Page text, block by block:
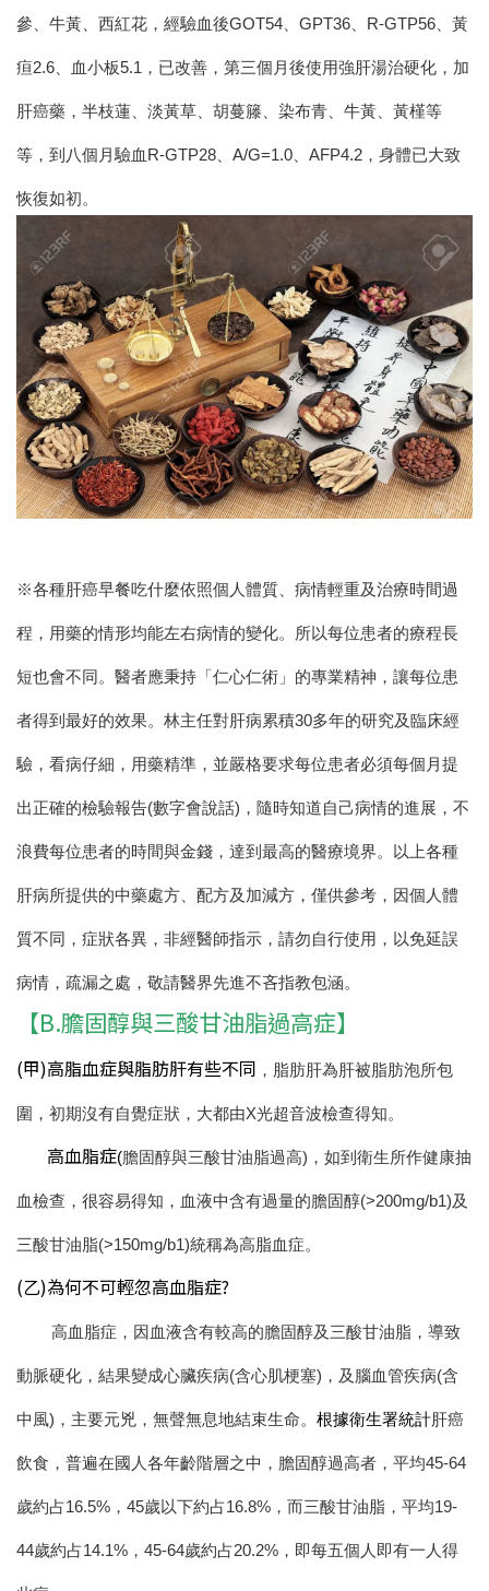
參、牛黃、西紅花，經驗血後GOT54、GPT36、R-GTP56、黃
疸2.6、血小板5.1，已改善，第三個月後使用強肝湯治硬化，加
肝癌藥，半枝蓮、淡黃草、胡蔓籐、染布青、牛黃、黃槿等
等，到八個月驗血R-GTP28、A/G=1.0、AFP4.2，身體已大致
恢復如初。
※各種肝癌早餐吃什麼依照個人體質、病情輕重及治療時間過
程，用藥的情形均能左右病情的變化。所以每位患者的療程長
短也會不同。醫者應秉持「仁心仁術」的專業精神，讓每位患
者得到最好的效果。林主任對肝病累積30多年的研究及臨床經
驗，看病仔細，用藥精準，並嚴格要求每位患者必須每個月提
出正確的檢驗報告(數字會說話)，隨時知道自己病情的進展，不
浪費每位患者的時間與金錢，達到最高的醫療境界。 以上各種
肝病所提供的中藥處方、配方及加減方，僅供參考，因個人體
質不同，症狀各異，非經醫師指示，請勿自行使用，以免延誤
病情，疏漏之處，敬請醫界先進不吝指教包涵。
【B.膽固醇與三酸甘油脂過高症】
(甲)高脂血症與脂肪肝有些不同 ，脂肪肝為肝被脂肪泡所包
圍，初期沒有自覺症狀，大都由X光超音波檢查得知。
高血脂症(膽固醇與三酸甘油脂過高)，如到衛生所作健康抽
血檢查，很容易得知，血液中含有過量的膽固醇(>200mg/b1)及
三酸甘油脂(>150mg/b1)統稱為高脂血症。
(乙)為何不可輕忽高血脂症?
高血脂症，因血液含有較高的膽固醇及三酸甘油脂，導致
動脈硬化，結果變成心臟疾病(含心肌梗塞)，及腦血管疾病(含
中風)，主要元兇，無聲無息地結束生命。 根據衛生署統計肝癌
飲食 ，普遍在國人各年齡階層之中，膽固醇過高者，平均45-64
歲約占16.5%，45歲以下約占16.8%，而三酸甘油脂，平均19-
44歲約占14.1%，45-64歲約占20.2%，即每五個人即有一人得